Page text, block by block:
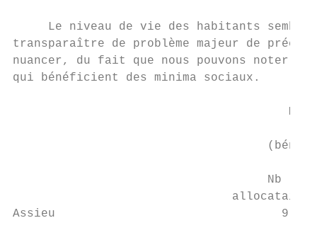
Le niveau de vie des habitants
transparaître de problème majeur de
nuancer, du fait que nous pouvons noter,
qui bénéficient des minima sociaux.
Nb
Assieu                                9